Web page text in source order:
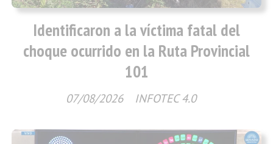
Identificaron a la víctima fatal del
choque ocurrido en la Ruta Provincial
101
INFOTEC 4.0
07/08/2026